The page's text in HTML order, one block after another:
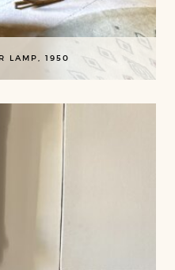
LAMP, 1950